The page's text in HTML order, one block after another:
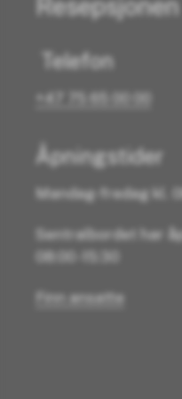
Telefon
+47 75 65 00 00
Åpningstider
Mandag-fredag kl.
Sentralbordet har
08:00 -15:30
Finn ansatte